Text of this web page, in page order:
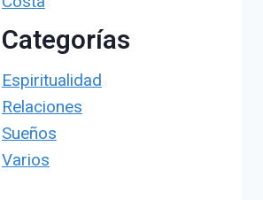
Categorías
Espiritualidad
Relaciones
Sueños
Varios